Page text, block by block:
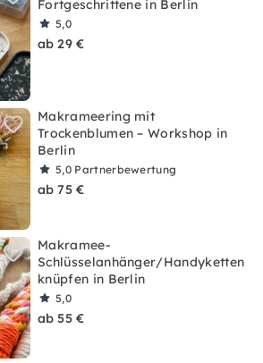
Fortgeschrittene in Berlin
5,0
ab 29 €
Makrameering mit
Trockenblumen – Workshop in
Berlin
5,0 Partnerbewertung
ab 75 €
Makramee-
Schlüsselanhänger/Handyketten
knüpfen in Berlin
5,0
ab 55 €